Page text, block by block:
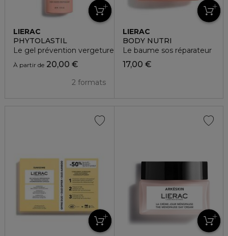
LIERAC
PHYTOLASTIL
Le gel prévention vergetures
À partir de 20,00 €
2 formats
LIERAC
BODY NUTRI
Le baume sos réparateur
17,00 €